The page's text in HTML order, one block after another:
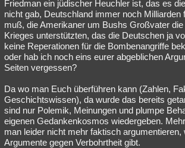
Friedman ein jüdischer Heuchler ist, das es
nicht gab, Deutschland immer noch Milliarden
muß, die Amerikaner um Bushs Großvater
Krieges unterstützten, das die Deutschen ja
keine Reperationen für die Bombenangriffe
oder hab ich noch eins eurer abgeblichen
Seiten vergessen?
Da wo man Euch überführen kann (Zahlen,
Geschichtswissen), da wurde das bereits
sind nur Polemik, Meinungen und plumpe
eigenen Gedankenkosmos wiedergeben.
man leider nicht mehr faktisch argumentieren,
Argumente gegen Verbohrtheit gibt.